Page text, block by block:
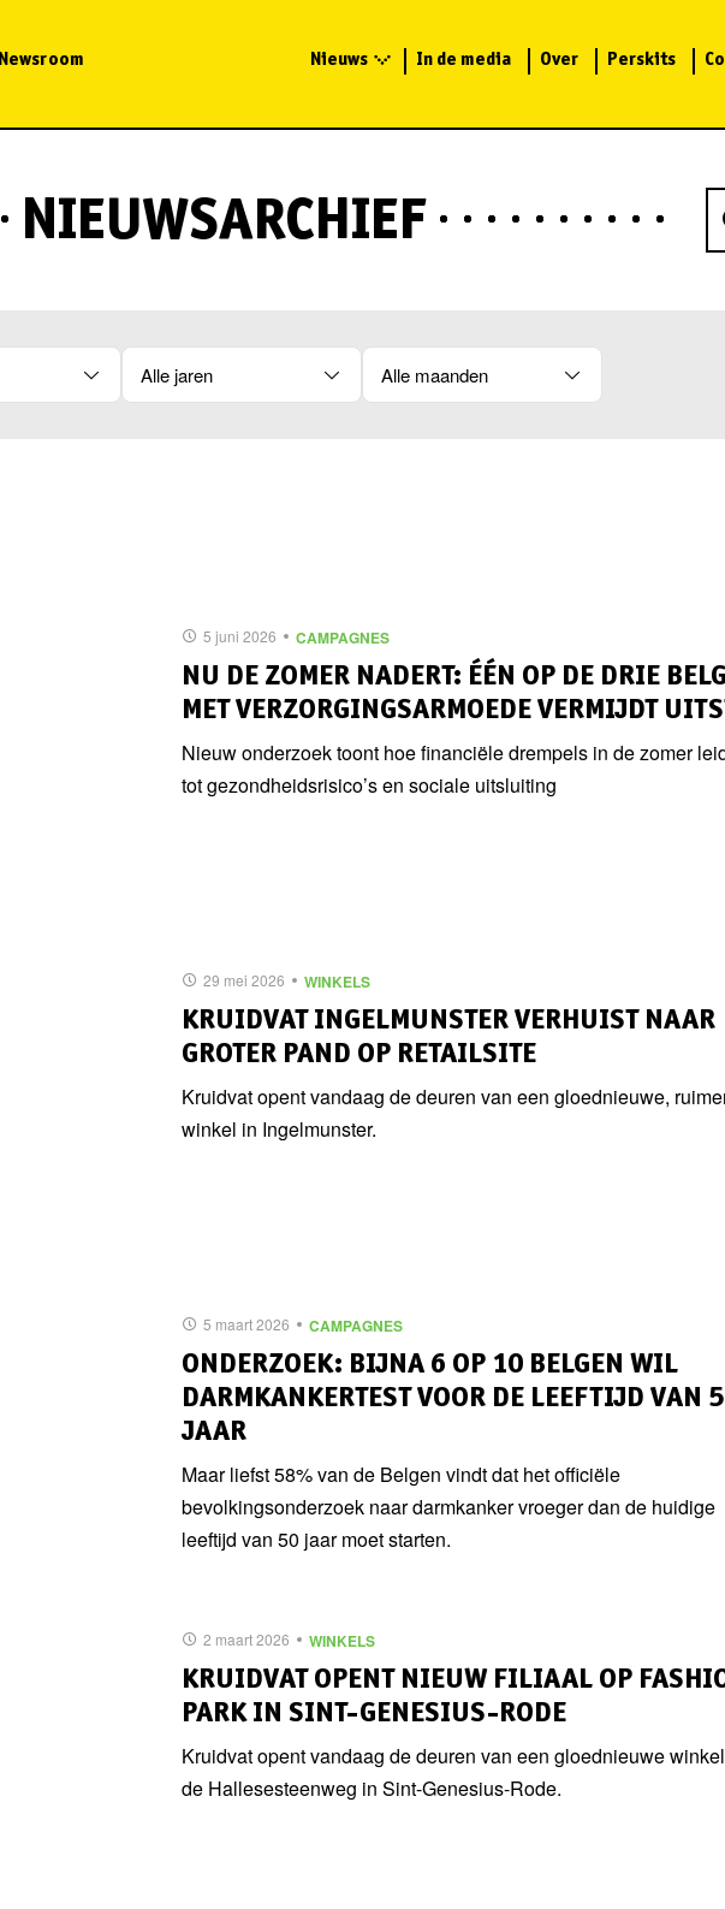
Newsroom Nieuws Over Perskits
In de media
NIEUWSARCHIEF
Alle jaren Alle maanden
5 juni 2026 CAMPAGNES
NU DE ZOMER NADERT: ÉÉN OP DE DRIE
MET VERZORGINGSARMOEDE VERMIJDT
Nieuw onderzoek toont hoe financiële drempels in de zomer
tot gezondheidsrisico’s en sociale uitsluiting
29 mei 2026 WINKELS
KRUIDVAT INGELMUNSTER VERHUIST NAAR
GROTER PAND OP RETAILSITE
Kruidvat opent vandaag de deuren van een gloednieuwe,
winkel in Ingelmunster.
5 maart 2026 CAMPAGNES
ONDERZOEK: BIJNA 6 OP 10 BELGEN WIL
DARMKANKERTEST VOOR DE LEEFTIJD VAN
JAAR
Maar liefst 58% van de Belgen vindt dat het officiële
bevolkingsonderzoek naar darmkanker vroeger dan de huidige
leeftijd van 50 jaar moet starten.
2 maart 2026 WINKELS
KRUIDVAT OPENT NIEUW FILIAAL OP
PARK IN SINT-GENESIUS-RODE
Kruidvat opent vandaag de deuren van een gloednieuwe
de Hallesesteenweg in Sint-Genesius-Rode.